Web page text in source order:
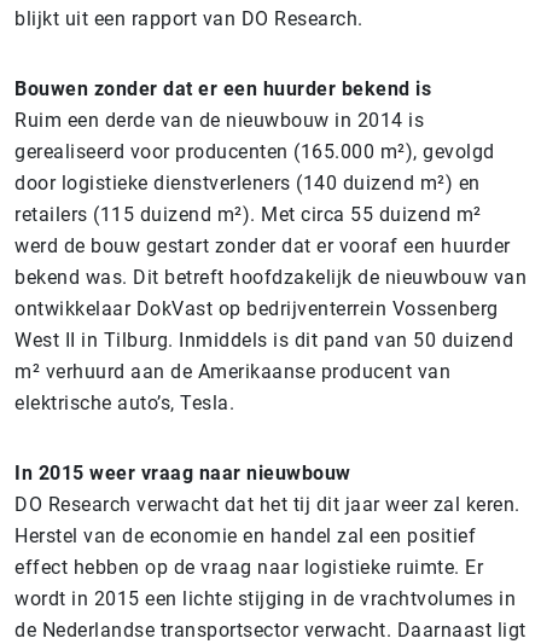
blijkt uit een rapport van DO Research.
Bouwen zonder dat er een huurder bekend is
Ruim een derde van de nieuwbouw in 2014 is
gerealiseerd voor producenten (165.000 m²), gevolgd
door logistieke dienstverleners (140 duizend m²) en
retailers (115 duizend m²). Met circa 55 duizend m²
werd de bouw gestart zonder dat er vooraf een huurder
bekend was. Dit betreft hoofdzakelijk de nieuwbouw van
ontwikkelaar DokVast op bedrijventerrein Vossenberg
West II in Tilburg. Inmiddels is dit pand van 50 duizend
m² verhuurd aan de Amerikaanse producent van
elektrische auto’s, Tesla.
In 2015 weer vraag naar nieuwbouw
DO Research verwacht dat het tij dit jaar weer zal keren.
Herstel van de economie en handel zal een positief
effect hebben op de vraag naar logistieke ruimte. Er
wordt in 2015 een lichte stijging in de vrachtvolumes in
de Nederlandse transportsector verwacht. Daarnaast ligt